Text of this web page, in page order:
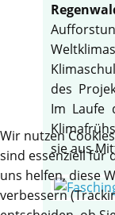
des
Im Laufe
sie aus
Wir nutzen
sind essenziell für
uns helfen, diese
verbessern